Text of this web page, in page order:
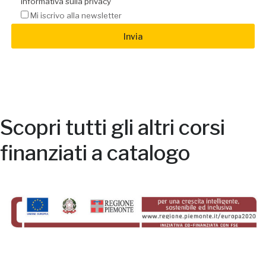
Mi iscrivo alla newsletter
Scopri tutti gli altri corsi
finanziati a catalogo